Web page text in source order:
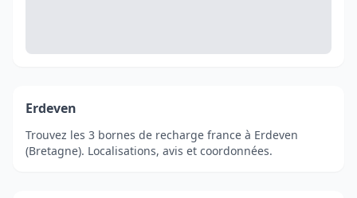
Erdeven
Trouvez les 3 bornes de recharge france à Erdeven
(Bretagne). Localisations, avis et coordonnées.